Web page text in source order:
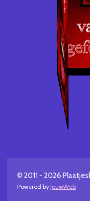
© 2011 - 2026
Powered by JouwWeb